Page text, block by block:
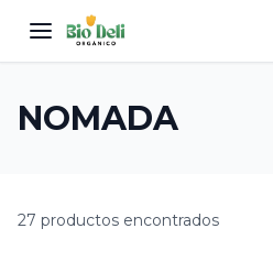
NOMADA
27 productos encontrados